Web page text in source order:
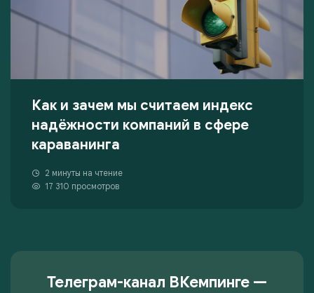
Как и зачем мы считаем индекс
надёжности компаний в сфере
караванинга
2 минуты на чтение
17 310 просмотров
Телеграм-канал ВКемпинге —